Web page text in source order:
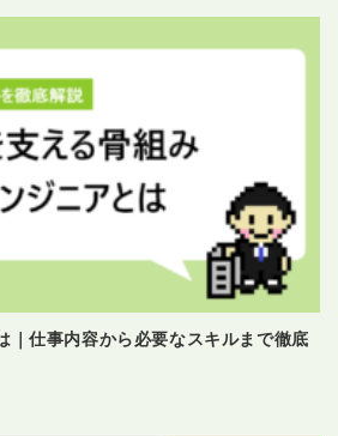
｜仕事内容から必要なスキルまで徹底